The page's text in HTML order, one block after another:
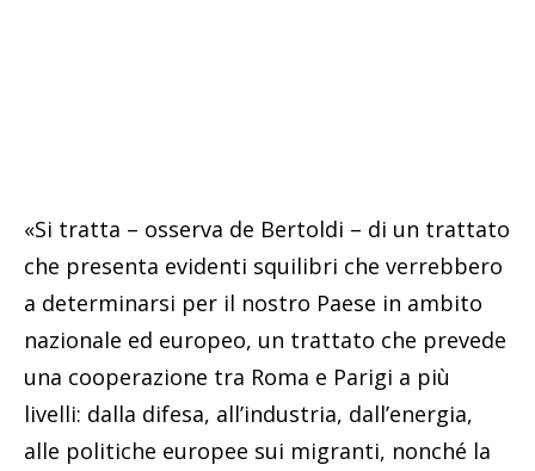
«Si tratta – osserva de Bertoldi – di un trattato
che presenta evidenti squilibri che verrebbero
a determinarsi per il nostro Paese in ambito
nazionale ed europeo, un trattato che prevede
una cooperazione tra Roma e Parigi a più
livelli: dalla difesa, all’industria, dall’energia,
alle politiche europee sui migranti, nonché la